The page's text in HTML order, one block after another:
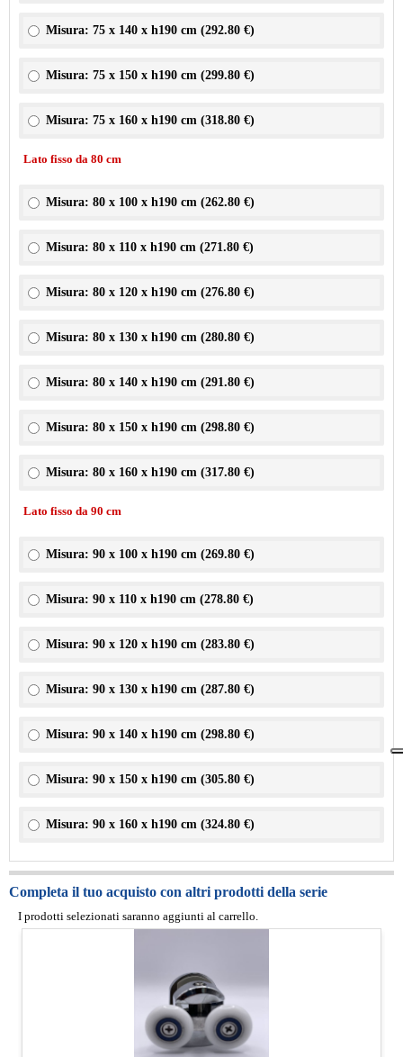
Misura: 75 x 140 x h190 cm (292.80 €)
Misura: 75 x 150 x h190 cm (299.80 €)
Misura: 75 x 160 x h190 cm (318.80 €)
Lato fisso da 80 cm
Misura: 80 x 100 x h190 cm (262.80 €)
Misura: 80 x 110 x h190 cm (271.80 €)
Misura: 80 x 120 x h190 cm (276.80 €)
Misura: 80 x 130 x h190 cm (280.80 €)
Misura: 80 x 140 x h190 cm (291.80 €)
Misura: 80 x 150 x h190 cm (298.80 €)
Misura: 80 x 160 x h190 cm (317.80 €)
Lato fisso da 90 cm
Misura: 90 x 100 x h190 cm (269.80 €)
Misura: 90 x 110 x h190 cm (278.80 €)
Misura: 90 x 120 x h190 cm (283.80 €)
Misura: 90 x 130 x h190 cm (287.80 €)
Misura: 90 x 140 x h190 cm (298.80 €)
Misura: 90 x 150 x h190 cm (305.80 €)
Misura: 90 x 160 x h190 cm (324.80 €)
Completa il tuo acquisto con altri prodotti della serie
I prodotti selezionati saranno aggiunti al carrello.